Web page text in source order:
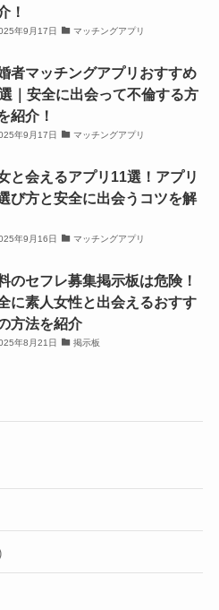
！
年9月17日 マッチングアプリ
者マッチングアプリおすすめ
｜安全に出会って不倫する方
紹介！
年9月17日 マッチングアプリ
と会えるアプリ11選！アプリ
び方と安全に出会うコツを解
年9月16日 マッチングアプリ
のセフレ募集掲示板は危険！
に素人女性と出会えるおすす
方法を紹介
年8月21日 掲示板